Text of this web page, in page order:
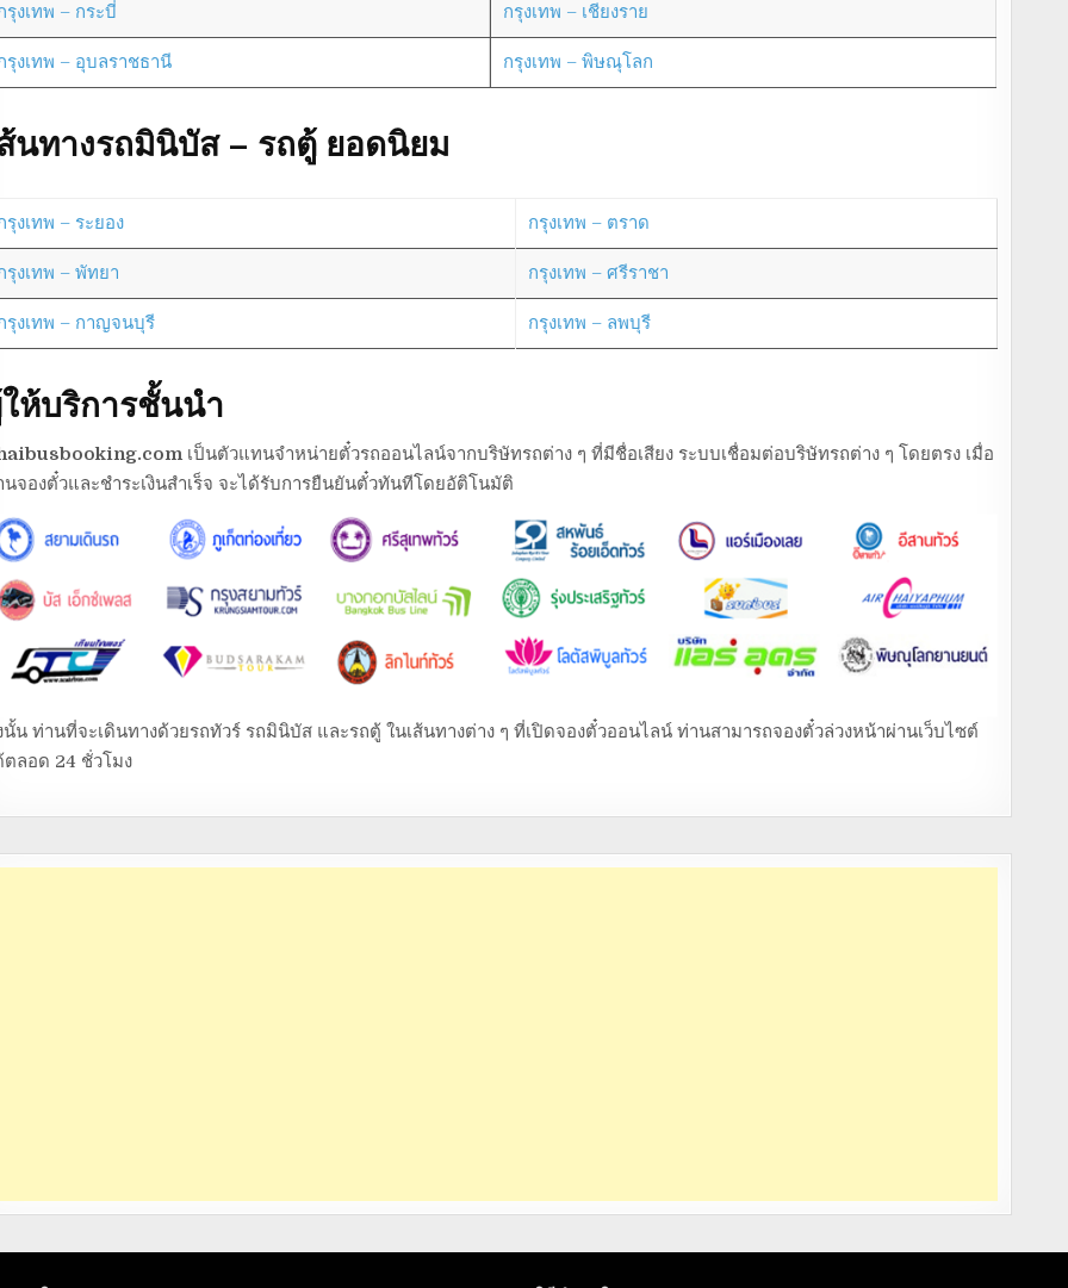
รุงเทพ – กระบี่
รุงเทพ – อุบลราชธานี
กรุงเทพ – เชียงราย
กรุงเทพ – พิษณุโลก
นทางรถมินิบัส – รถตู้ ยอดนิยม
รุงเทพ – ระยอง กรุงเทพ – ตราด
รุงเทพ – พัทยา กรุงเทพ – ศรีราชา
รุงเทพ – กาญจนบุรี กรุงเทพ – ลพบุรี
ห้บริการชั้นนำ
เป็นตัวแทนจำหน่ายตั๋วรถออนไลน์จากบริษัทรถต่าง ๆ ที่มีชื่อเสียง ระบบเชื่อมต่อบริษัทรถต่าง ๆ โดยตรง เมื่อ
นจองตั๋วและชำระเงินสำเร็จ จะได้รับการยืนยันตั๋วทันทีโดยอัติโนมัติ
นั้น ท่านที่จะเดินทางด้วยรถทัวร์ รถมินิบัส และรถตู้ ในเส้นทางต่าง ๆ ที่เปิดจองตั๋วออนไลน์ ท่านสามารถจองตั๋วล่วงหน้าผ่านเว็บไซต์
ตลอด 24 ชั่วโมง